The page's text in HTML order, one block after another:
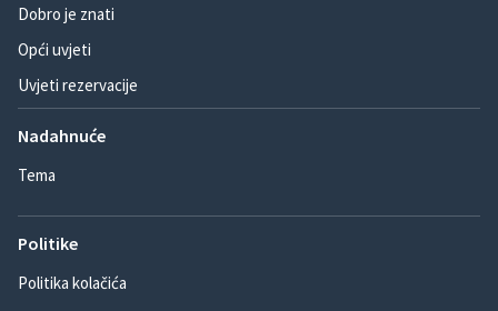
Dobro je znati
Opći uvjeti
Uvjeti rezervacije
Nadahnuće
Tema
Politike
Politika kolačića